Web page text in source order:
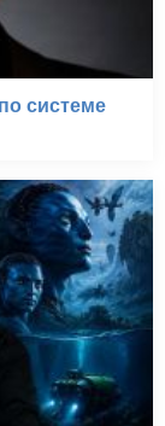
системе